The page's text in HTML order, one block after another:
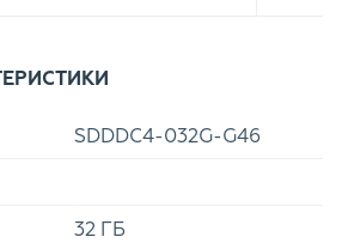
SDDDC4-032G-G46
32 ГБ